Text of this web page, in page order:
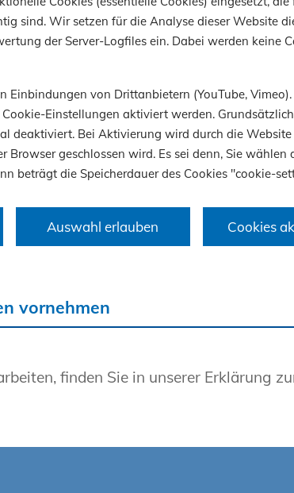
sind. Wir setzen für die Analyse dieser Website
der Server-Logfiles ein. Dabei werden keine
Einbindungen von Drittanbietern (YouTube,
Einstellungen aktiviert werden.
deaktiviert. Bei Aktivierung wird durch die Website
Browser geschlossen wird. Es sei denn, Sie wählen
beträgt die Speicherdauer des Cookies "cookie-
Auswahl erlauben Cookies
vornehmen
finden Sie in unserer Erklärung
Weiterbildung aus.
Raum für Austausch
war das World Café, das Raum für
neue Impulse bot. In wechselnden
Erfahrungen aus der Lehrpraxis
Building Information
die Gäste in einem Fachvortrag
des Building Information Modeling